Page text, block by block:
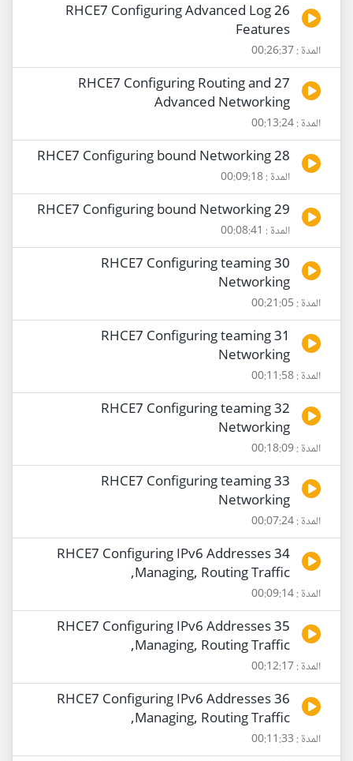
26 RHCE7 Configuring Advanced Log
Features
المدة : 00:26:37
27 RHCE7 Configuring Routing and
Advanced Networking
المدة : 00:13:24
28 RHCE7 Configuring bound Networking
المدة : 00:09:18
29 RHCE7 Configuring bound Networking
المدة : 00:08:41
30 RHCE7 Configuring teaming
Networking
المدة : 00:21:05
31 RHCE7 Configuring teaming
Networking
المدة : 00:11:58
32 RHCE7 Configuring teaming
Networking
المدة : 00:18:09
33 RHCE7 Configuring teaming
Networking
المدة : 00:07:24
34 RHCE7 Configuring IPv6 Addresses
,Managing, Routing Traffic
المدة : 00:09:14
35 RHCE7 Configuring IPv6 Addresses
,Managing, Routing Traffic
المدة : 00:12:17
36 RHCE7 Configuring IPv6 Addresses
,Managing, Routing Traffic
المدة : 00:11:33